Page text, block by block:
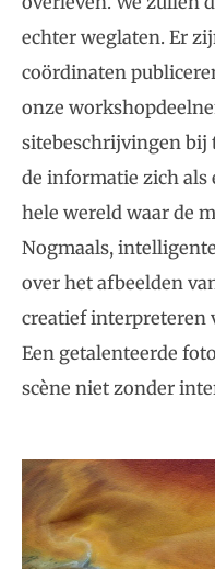
echter weglaten. Er
coördinaten
onze
sitebeschrijvingen bij
de informatie zich als
hele wereld waar de
Nogmaals,
over het afbeelden
creatief interpreteren
Een getalenteerde
scène niet zonder